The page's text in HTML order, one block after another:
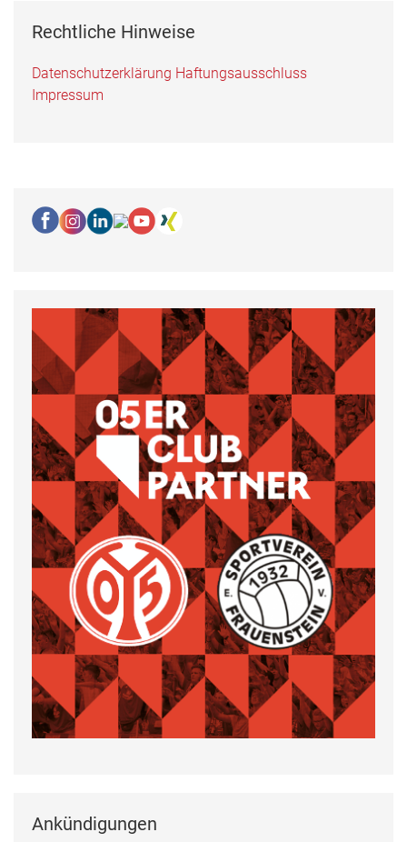
Rechtliche Hinweise
Datenschutzerklärung Haftungsausschluss
Impressum
Ankündigungen